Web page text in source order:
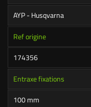
AYP - Husqvarna
Ref origine
174356
Entraxe fixations
100 mm